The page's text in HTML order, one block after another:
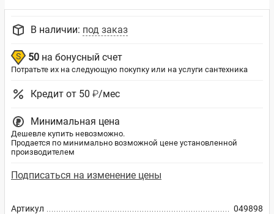
Артикул
049898
В наличии: под заказ
50 на бонусный счет
Потратьте их на следующую покупку или на услуги сантехника
Кредит от 50 ₽/мес
Минимальная цена
Дешевле купить невозможно.
Продается по минимально возможной цене установленной
производителем
Подписаться на изменение цены